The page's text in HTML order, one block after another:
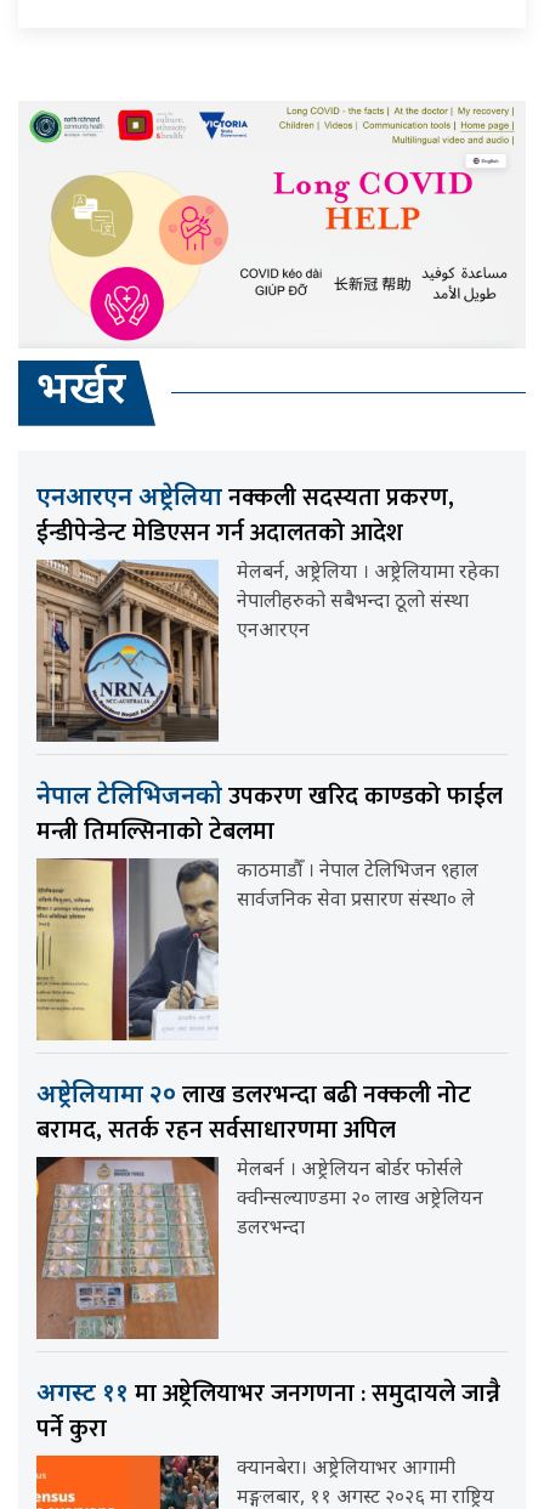
भर्खर
एनआरएन अष्ट्रेलियानक्कली सदस्यता प्रकरण,
ईन्डीपेन्डेन्ट मेडिएसन गर्न अदालतको आदेश
मेलबर्न, अष्ट्रेलिया । अष्ट्रेलियामा रहेका
नेपालीहरुको सबैभन्दा ठूलो संस्था
एनआरएन
नेपाल टेलिभिजनकोउपकरण खरिद काण्डको फाईल
मन्त्री तिमल्सिनाको टेबलमा
काठमाडौँ । नेपाल टेलिभिजन ९हाल
सार्वजनिक सेवा प्रसारण संस्था० ले
अष्ट्रेलियामा २० लाख डलरभन्दा बढी नक्कली नोट
बरामद, सतर्क रहन सर्वसाधारणमा अपिल
मेलबर्न । अष्ट्रेलियन बोर्डर फोर्सले
क्वीन्सल्याण्डमा २० लाख अष्ट्रेलियन
डलरभन्दा
अगस्ट ११ मा अष्ट्रेलियाभर जनगणना : समुदायले जान्नै
पर्ने कुरा
क्यानबेरा। अष्ट्रेलियाभर आगामी
मङ्गलबार, ११ अगस्ट २०२६ मा राष्ट्रिय